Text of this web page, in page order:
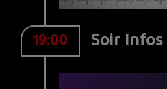
19:00 Soir Infos